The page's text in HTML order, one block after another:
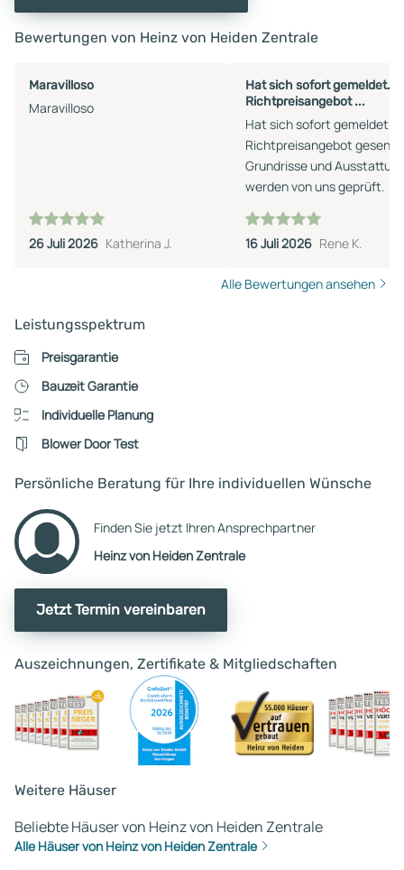
Bewertungen von Heinz von Heiden Zentrale
Maravilloso
Maravilloso
26 Juli 2026 Katherina J.
Hat sich sofort gemeldet.
Richtpreisangebot ...
Hat sich sofort gemeldet.
Richtpreisangebot
Grundrisse und
werden von uns geprüft.
16 Juli 2026 Rene K.
Alle Bewertungen ansehen
Leistungsspektrum
Preisgarantie
Bauzeit Garantie
Individuelle Planung
Blower Door Test
Persönliche Beratung für Ihre individuellen Wünsche
Finden Sie jetzt Ihren Ansprechpartner
Heinz von Heiden Zentrale
Jetzt Termin vereinbaren
Auszeichnungen, Zertifikate & Mitgliedschaften
Weitere Häuser
Beliebte Häuser von Heinz von Heiden Zentrale
Alle Häuser von Heinz von Heiden Zentrale